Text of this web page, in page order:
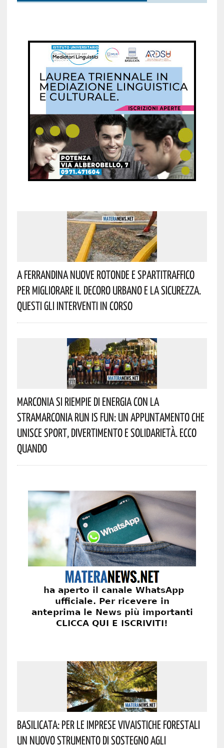
A Ferrandina Nuove Rotonde E Spartitraffico
Per Migliorare Il Decoro Urbano E La Sicurezza.
Questi Gli Interventi In Corso
Marconia Si Riempie Di Energia Con La
StraMarconia Run Is Fun: Un Appuntamento Che
Unisce Sport, Divertimento E Solidarietà. Ecco
Quando
Basilicata: Per Le Imprese Vivaistiche Forestali
Un Nuovo Strumento Di Sostegno Agli